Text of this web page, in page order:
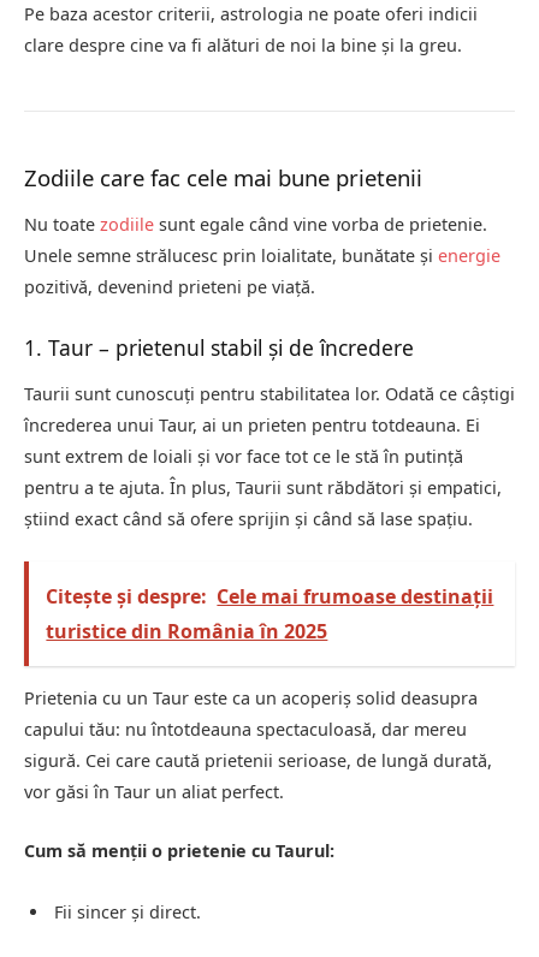
Pe baza acestor criterii, astrologia ne poate oferi indicii
clare despre cine va fi alături de noi la bine și la greu.
Zodiile care fac cele mai bune prietenii
Nu toate zodiile sunt egale când vine vorba de prietenie.
Unele semne strălucesc prin loialitate, bunătate și energie
pozitivă, devenind prieteni pe viață.
1. Taur – prietenul stabil și de încredere
Taurii sunt cunoscuți pentru stabilitatea lor. Odată ce câștigi
încrederea unui Taur, ai un prieten pentru totdeauna. Ei
sunt extrem de loiali și vor face tot ce le stă în putință
pentru a te ajuta. În plus, Taurii sunt răbdători și empatici,
știind exact când să ofere sprijin și când să lase spațiu.
Citește și despre: Cele mai frumoase destinații
turistice din România în 2025
Prietenia cu un Taur este ca un acoperiș solid deasupra
capului tău: nu întotdeauna spectaculoasă, dar mereu
sigură. Cei care caută prietenii serioase, de lungă durată,
vor găsi în Taur un aliat perfect.
Cum să menții o prietenie cu Taurul:
Fii sincer și direct.